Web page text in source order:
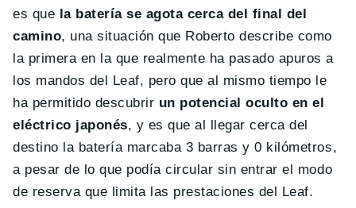
es que la batería se agota cerca del final del
camino, una situación que Roberto describe como
la primera en la que realmente ha pasado apuros a
los mandos del Leaf, pero que al mismo tiempo le
ha permitido descubrir un potencial oculto en el
eléctrico japonés, y es que al llegar cerca del
destino la batería marcaba 3 barras y 0 kilómetros,
a pesar de lo que podía circular sin entrar el modo
de reserva que limita las prestaciones del Leaf.